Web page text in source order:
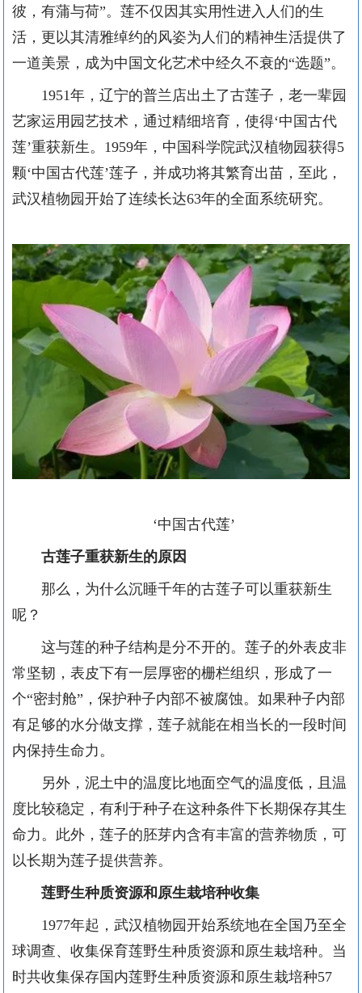
彼，有蒲与荷”。莲不仅因其实用性进入人们的生
活，更以其清雅绰约的风姿为人们的精神生活提供了
一道美景，成为中国文化艺术中经久不衰的“选题”。
1951年，辽宁的普兰店出土了古莲子，老一辈园
艺家运用园艺技术，通过精细培育，使得‘中国古代
莲’重获新生。1959年，中国科学院武汉植物园获得5
颗‘中国古代莲’莲子，并成功将其繁育出苗，至此，
武汉植物园开始了连续长达63年的全面系统研究。
‘中国古代莲’
古莲子重获新生的原因
那么，为什么沉睡千年的古莲子可以重获新生
呢？
这与莲的种子结构是分不开的。莲子的外表皮非
常坚韧，表皮下有一层厚密的栅栏组织，形成了一
个“密封舱”，保护种子内部不被腐蚀。如果种子内部
有足够的水分做支撑，莲子就能在相当长的一段时间
内保持生命力。
另外，泥土中的温度比地面空气的温度低，且温
度比较稳定，有利于种子在这种条件下长期保存其生
命力。此外，莲子的胚芽内含有丰富的营养物质，可
以长期为莲子提供营养。
莲野生种质资源和原生栽培种收集
1977年起，武汉植物园开始系统地在全国乃至全
球调查、收集保育莲野生种质资源和原生栽培种。当
时共收集保存国内莲野生种质资源和原生栽培种57